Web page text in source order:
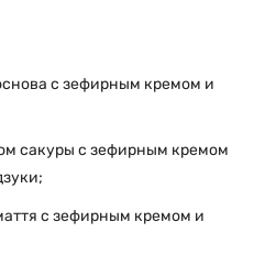
с зефирным кремом и
сакуры с зефирным кремом
с зефирным кремом и